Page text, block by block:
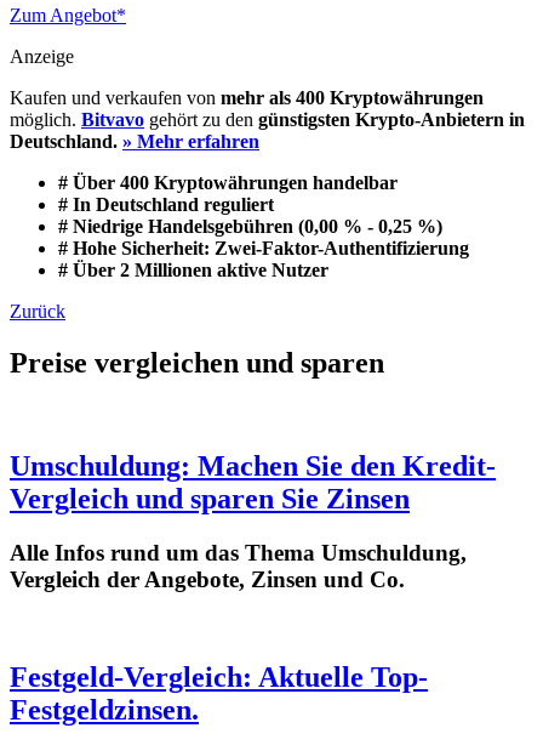
Zum Angebot*
Anzeige
Kaufen und verkaufen von mehr als 400 Kryptowährungen
möglich. Bitvavo gehört zu den günstigsten Krypto-Anbietern in
Deutschland. » Mehr erfahren
# Über 400 Kryptowährungen handelbar
# In Deutschland reguliert
# Niedrige Handelsgebühren (0,00 % - 0,25 %)
# Hohe Sicherheit: Zwei-Faktor-Authentifizierung
# Über 2 Millionen aktive Nutzer
Zurück
Preise vergleichen und sparen
Umschuldung: Machen Sie den Kredit-
Vergleich und sparen Sie Zinsen
Alle Infos rund um das Thema Umschuldung,
Vergleich der Angebote, Zinsen und Co.
Festgeld-Vergleich: Aktuelle Top-
Festgeldzinsen.